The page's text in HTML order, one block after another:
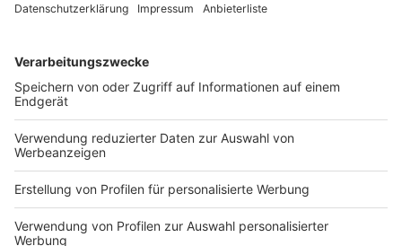
sieht er als attraktive Herausforderung.
DEINE GEMERKTEN ARTIKEL
Du hast dir noch keine Artikel gemerkt
Markiere sie hierfür mit einem